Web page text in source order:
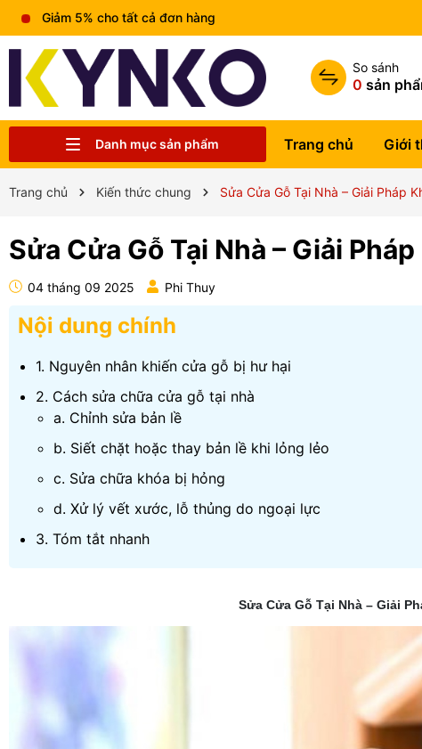
Miễn phí vận chuyển đơn hàng trên 1tr5
So sánh
0 sản
Danh mục sản phẩm Trang chủ Giới
Trang chủ Kiến thức chung Sửa Cửa Gỗ Tại Nhà – Giải Pháp
Sửa Cửa Gỗ Tại Nhà – Giải
04 tháng 09 2025 Phi Thuy
Nội dung chính
1. Nguyên nhân khiến cửa gỗ bị hư hại
2. Cách sửa chữa cửa gỗ tại nhà
a. Chỉnh sửa bản lề
b. Siết chặt hoặc thay bản lề khi lỏng lẻo
c. Sửa chữa khóa bị hỏng
d. Xử lý vết xước, lỗ thủng do ngoại lực
3. Tóm tắt nhanh
Sửa Cửa Gỗ Tại Nhà – Giải